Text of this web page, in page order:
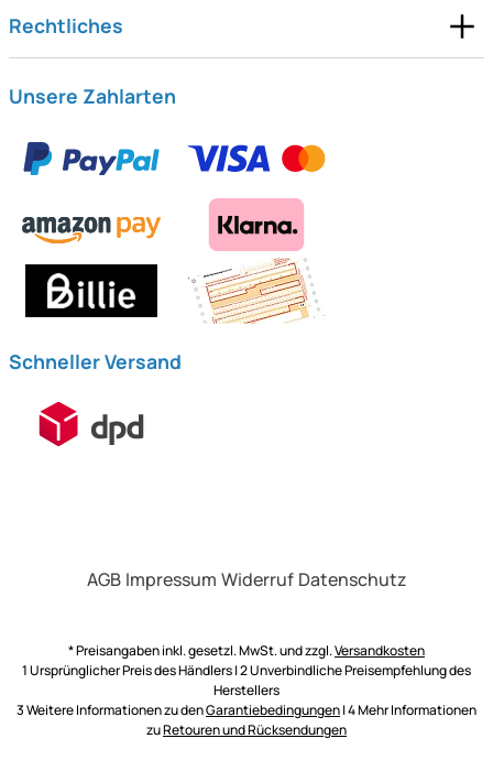
Rechtliches
Unsere Zahlarten
Schneller Versand
AGB Impressum Widerruf Datenschutz
* Preisangaben inkl. gesetzl. MwSt. und zzgl.Versandkosten
1 Ursprünglicher Preis des Händlers | 2 Unverbindliche Preisempfehlung des
Herstellers
3 Weitere Informationen zu denGarantiebedingungen| 4 Mehr Informationen
zuRetouren und Rücksendungen